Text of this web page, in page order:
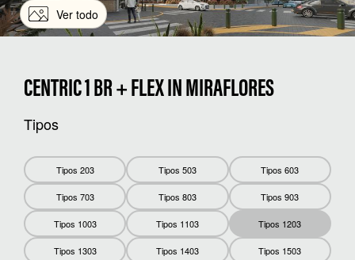
Ver todo
CENTRIC 1 BR + FLEX IN MIRAFLORES
Tipos
Tipos 203 Tipos 503 Tipos 603
Tipos 703 Tipos 803 Tipos 903
Tipos 1003 Tipos 1103 Tipos 1203
Tipos 1303 Tipos 1403 Tipos 1503